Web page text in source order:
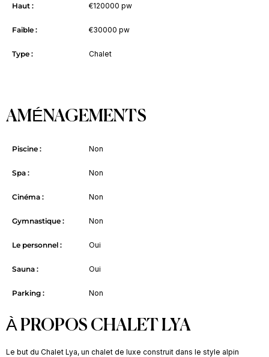
Haut : €120000 pw
Faible : €30000 pw
Type : Chalet
AMÉNAGEMENTS
Piscine : Non
Spa : Non
Cinéma : Non
Gymnastique : Non
Le personnel : Oui
Sauna : Oui
Parking : Non
À PROPOS CHALET LYA
Le but du Chalet Lya, un chalet de luxe construit dans le style alpin